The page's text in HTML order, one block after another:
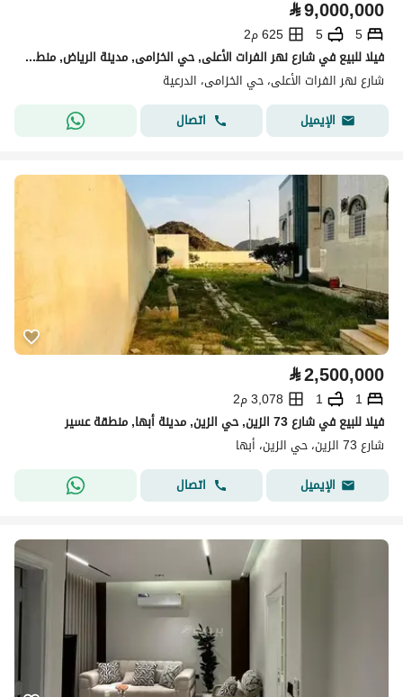
⃁9,000,000
5
5
625 م2
فيلا للبيع في شارع نهر الفرات الأعلى, حي الخزامى, مدينة الرياض, منطقة الرياض
شارع نهر الفرات الأعلى، حي الخزامى، الدرعية
الإيميل
اتصال
⃁2,500,000
1
1
3,078 م2
فيلا للبيع في شارع 73 الزين, حي الزين, مدينة أبها, منطقة عسير
شارع 73 الزين، حي الزين، أبها
الإيميل
اتصال